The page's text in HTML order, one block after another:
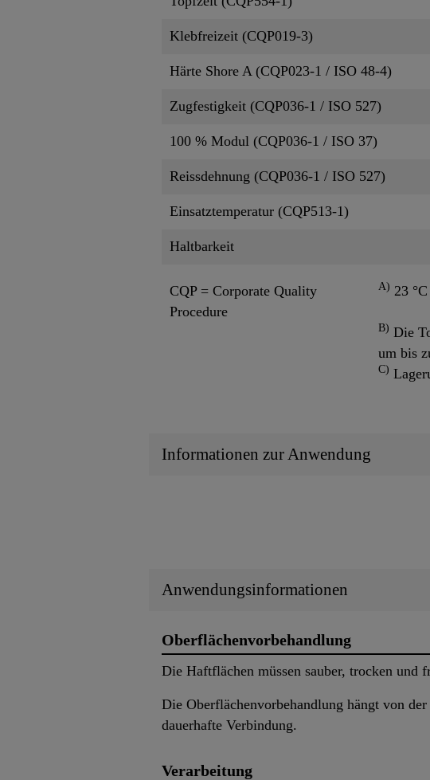
Klebfreizeit (CQP019-3)
Härte Shore A (CQP023-1 / ISO 48-4)
Zugfestigkeit (CQP036-1 / ISO 527)
100 % Modul (CQP036-1 / ISO 37)
Reissdehnung (CQP036-1 / ISO 527)
Einsatztemperatur (CQP513-1)
Haltbarkeit
CQP = Corporate Quality
Procedure
A) 23
B) Die
um bis
C)
Informationen zur Anwendung
Anwendungsinformationen
Oberflächenvorbehandlung
Die Haftflächen müssen sauber, trocken und
Die Oberflächenvorbehandlung hängt von
dauerhafte Verbindung.
Verarbeitung